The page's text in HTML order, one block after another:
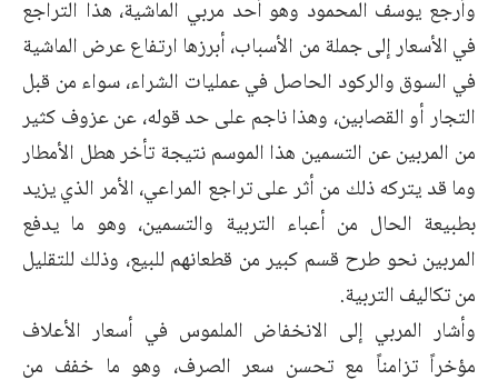
وأرجع يوسف المحمود وهو أحد مربي الماشية، هذا التراجع
في الأسعار إلى جملة من الأسباب، أبرزها ارتفاع عرض الماشية
في السوق والركود الحاصل في عمليات الشراء، سواء من قبل
التجار أو القصابين، وهذا ناجم على حد قوله، عن عزوف كثير
من المربين عن التسمين هذا الموسم نتيجة تأخر هطل الأمطار
وما قد يتركه ذلك من أثر على تراجع المراعي، الأمر الذي يزيد
بطبيعة الحال من أعباء التربية والتسمين، وهو ما يدفع
المربين نحو طرح قسم كبير من قطعانهم للبيع، وذلك للتقليل
من تكاليف التربية.
وأشار المربي إلى الانخفاض الملموس في أسعار الأعلاف
مؤخراً تزامناً مع تحسن سعر الصرف، وهو ما خفف من